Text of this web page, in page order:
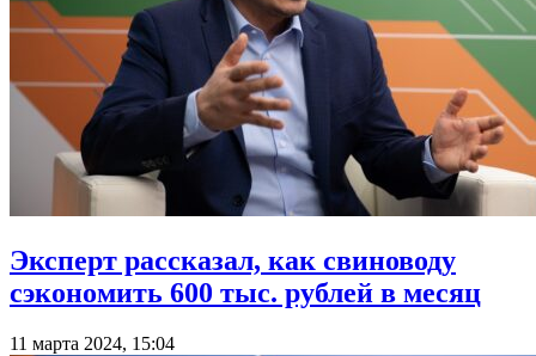
Эксперт рассказал, как свиноводу
сэкономить 600 тыс. рублей в месяц
11 марта 2024, 15:04